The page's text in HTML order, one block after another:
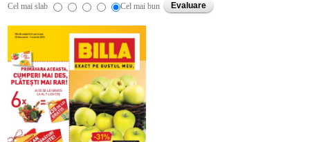
Cel mai slab
Cel mai bun